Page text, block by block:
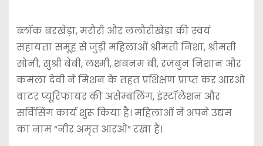
ब्लॉक बरखेड़ा, मरौरी और ललौरीखेड़ा की स्वयं
सहायता समूह से जुड़ी महिलाओं श्रीमती निशा, श्रीमती
सोनी, सुश्री बेबी, लक्ष्मी, शबनम बी, रजबुन निशान और
कमला देवी ने मिशन के तहत प्रशिक्षण प्राप्त कर आरओ
वाटर प्यूरिफायर की असेम्बलिंग, इंस्टॉलेशन और
सर्विसिंग कार्य शुरू किया है। महिलाओं ने अपने उद्यम
का नाम “नीर अमृत आरओ” रखा है।